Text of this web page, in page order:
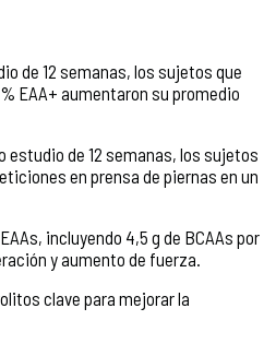
de 12 semanas, los sujetos que
EAA+ aumentaron su promedio
estudio de 12 semanas, los sujetos
en prensa de piernas en un
incluyendo 4,5 g de BCAAs por
y aumento de fuerza.
clave para mejorar la